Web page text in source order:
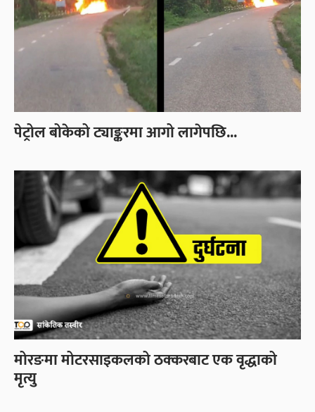
पेट्रोल बोकेको ट्याङ्करमा आगो लागेपछि...
मोरङमा मोटरसाइकलको ठक्करबाट एक वृद्धाको
मृत्यु